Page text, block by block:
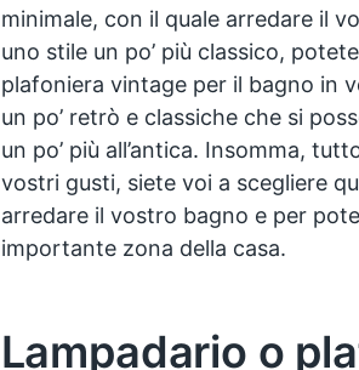
minimale, con il quale arredare il
uno stile un po’ più classico,
plafoniera vintage per il bagno in
un po’ retrò e classiche che si
un po’ più all’antica. Insomma,
vostri gusti, siete voi a scegliere
arredare il vostro bagno e per
importante zona della casa.
Lampadario o